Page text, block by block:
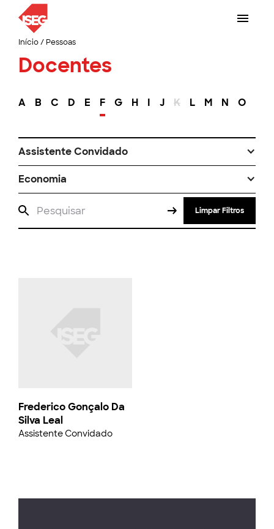
Início/ Pessoas
Docentes
A B C D E F G H I J K L M N O
Assistente Convidado
Economia
Limpar Filtros
Frederico Gonçalo Da
Silva Leal
Assistente Convidado